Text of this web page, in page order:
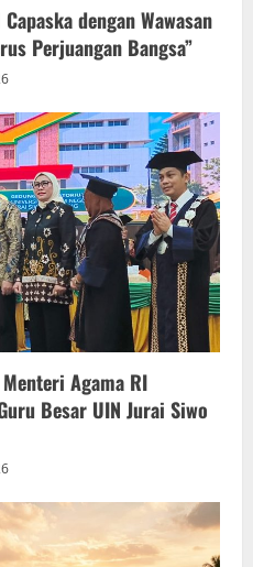
dengan Wawasan
Perjuangan Bangsa”
Agama RI
Besar UIN Jurai Siwo